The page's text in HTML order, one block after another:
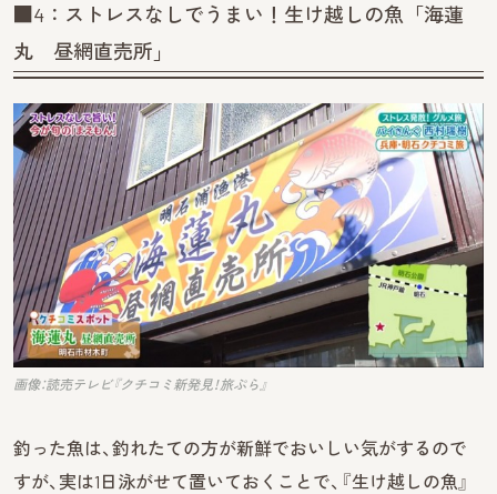
■4：ストレスなしでうまい！生け越しの魚「海蓮
丸 昼網直売所」
画像：読売テレビ『クチコミ新発見！旅ぷら』
釣った魚は、釣れたての方が新鮮でおいしい気がするので
すが、実は1日泳がせて置いておくことで、『生け越しの魚』